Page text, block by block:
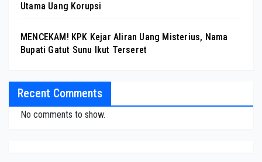
Utama Uang Korupsi
MENCEKAM! KPK Kejar Aliran Uang Misterius, Nama
Bupati Gatut Sunu Ikut Terseret
Recent Comments
No comments to show.